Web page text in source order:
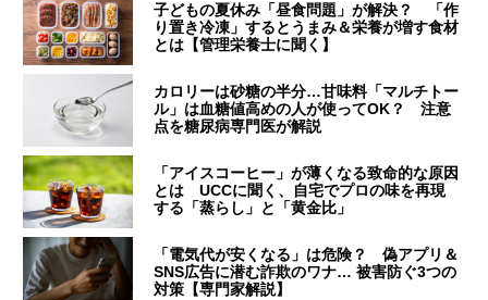
子どもの夏休み「昼食問題」が解決？ 「作
り置き冷凍」するとうまみ＆栄養が増す食材
とは【管理栄養士に聞く】
カロリーは砂糖の半分…甘味料「マルチトー
ル」は血糖値高めの人が使ってOK？ 注意
点を糖尿病専門医が解説
「アイスコーヒー」が薄くなる致命的な原因
とは UCCに聞く、自宅でプロの味を再現
する「蒸らし」と「黄金比」
「電気代が安くなる」は危険？ 偽アプリ＆
SNS広告に潜む詐欺のワナ… 被害防ぐ3つの
対策【専門家解説】